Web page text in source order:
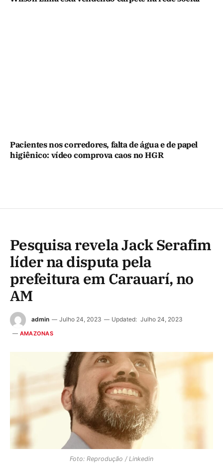
Pacientes nos corredores, falta de água e de papel
higiênico: vídeo comprova caos no HGR
Pesquisa revela Jack Serafim
líder na disputa pela
prefeitura em Carauarí, no
AM
admin Julho 24, 2023 Updated: Julho 24, 2023
AMAZONAS
Foto: Reprodução / Linkedin